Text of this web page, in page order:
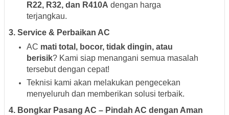
R22, R32, dan R410A dengan harga
terjangkau.
3. Service & Perbaikan AC
AC mati total, bocor, tidak dingin, atau
berisik? Kami siap menangani semua masalah
tersebut dengan cepat!
Teknisi kami akan melakukan pengecekan
menyeluruh dan memberikan solusi terbaik.
4. Bongkar Pasang AC – Pindah AC dengan Aman